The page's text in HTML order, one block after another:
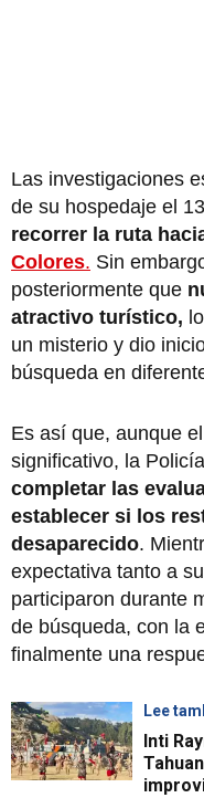
Las investigaciones
de su hospedaje el
recorrer la ruta
Colores. Sin
posteriormente que
atractivo turístico,
un misterio y dio
búsqueda en
Es así que, aunque
significativo, la
completar las
establecer si los
desaparecido.
expectativa tanto a
participaron durante
de búsqueda, con la
finalmente una
Lee
Inti